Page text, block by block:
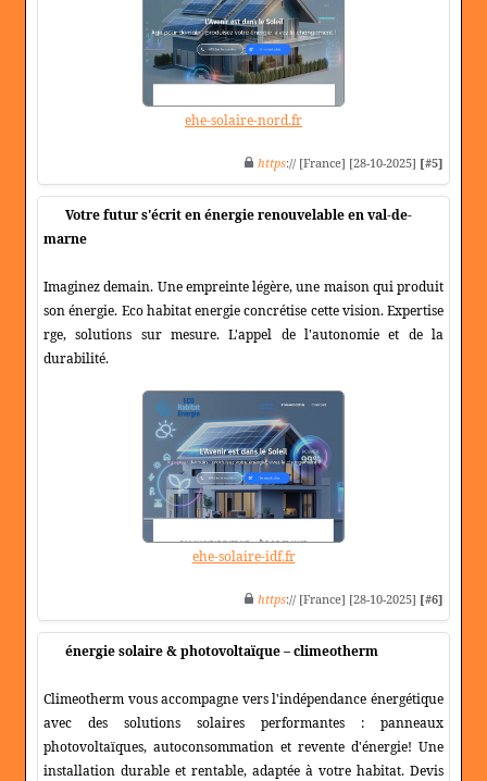
ehe-solaire-nord.fr
https:// [France] [28-10-2025] [#5]
Votre futur s'écrit en énergie renouvelable en val-de-
marne
Imaginez demain. Une empreinte légère, une maison qui produit
son énergie. Eco habitat energie concrétise cette vision. Expertise
rge, solutions sur mesure. L'appel de l'autonomie et de la
durabilité.
ehe-solaire-idf.fr
https:// [France] [28-10-2025] [#6]
énergie solaire & photovoltaïque – climeotherm
Climeotherm vous accompagne vers l'indépendance énergétique
avec des solutions solaires performantes : panneaux
photovoltaïques, autoconsommation et revente d'énergie! Une
installation durable et rentable, adaptée à votre habitat. Devis